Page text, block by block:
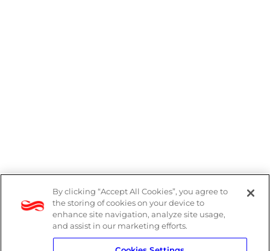
Denúncias
Política de Privacidade
By clicking “Accept All Cookies”, you agree to
the storing of cookies on your device to
enhance site navigation, analyze site usage,
and assist in our marketing efforts.